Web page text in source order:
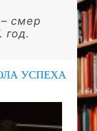
смер
год.